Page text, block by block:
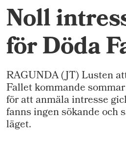
Noll
för Döda
RAGUNDA (JT) Lusten
Fallet kommande
för att anmäla intresse
fanns ingen sökande och
läget.